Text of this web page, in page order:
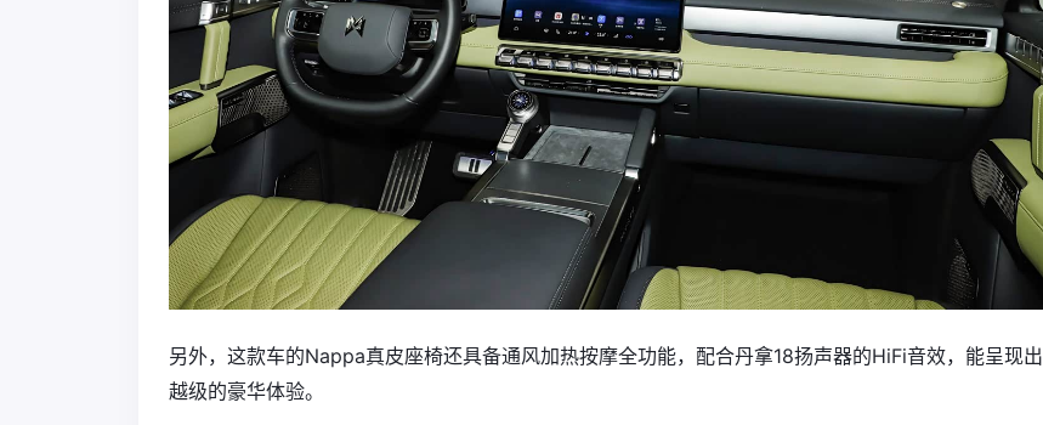
另外，这款车的Nappa真皮座椅还具备通风加热按摩全功能，配合丹拿18扬声器的HiFi音效，能呈现出
越级的豪华体验。